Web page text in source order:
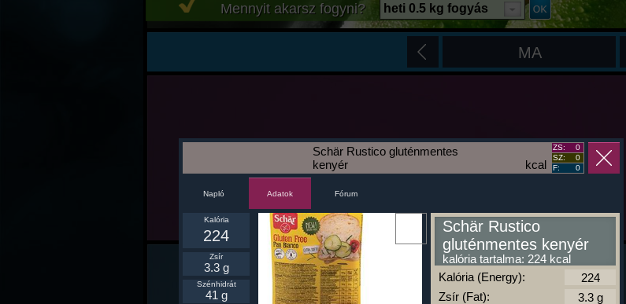
Mennyit akarsz fogyni? heti 0.5 kg fogyás
MA
kcal
Schär Rustico gluténmentes
kenyér
ZS:
0
SZ:
0
F:
0
Napló Adatok Fórum
Kalória
224
Zsír
3.3 g
Szénhidrát
41 g
Schär Rustico
gluténmentes kenyér
kalória tartalma: 224 kcal
Kalória (Energy):
Zsír (Fat):